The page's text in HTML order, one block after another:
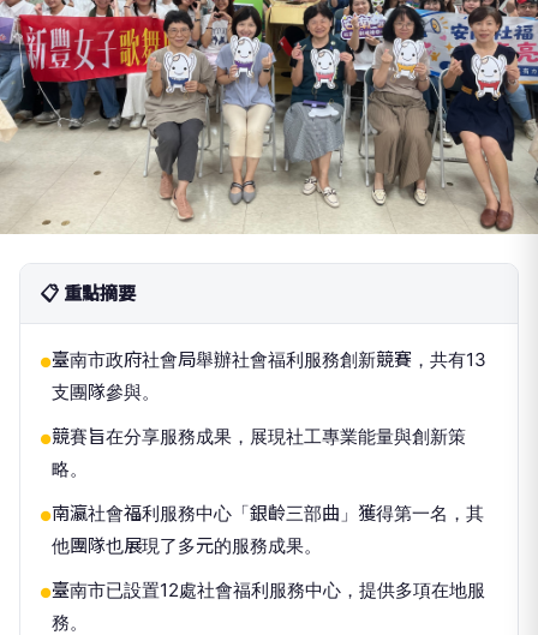
📋 重點摘要
●臺南市政府社會局舉辦社會福利服務創新競賽，共有13
支團隊參與。
●競賽旨在分享服務成果，展現社工專業能量與創新策
略。
●南瀛社會福利服務中心「銀齡三部曲」獲得第一名，其
他團隊也展現了多元的服務成果。
●臺南市已設置12處社會福利服務中心，提供多項在地服
務。